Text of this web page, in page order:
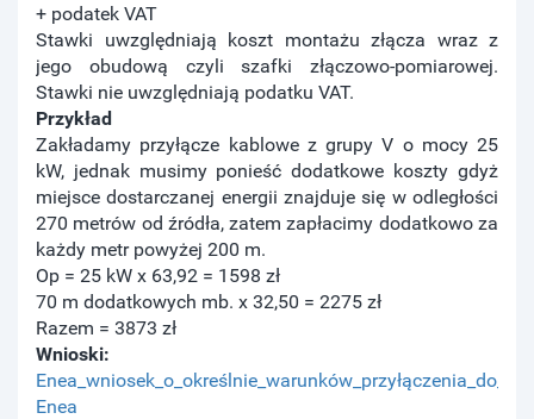
+ podatek VAT
Stawki uwzględniają koszt montażu złącza wraz z
jego obudową czyli szafki złączowo-pomiarowej.
Stawki nie uwzględniają podatku VAT.
Przykład
Zakładamy przyłącze kablowe z grupy V o mocy 25
kW, jednak musimy ponieść dodatkowe koszty gdyż
miejsce dostarczanej energii znajduje się w odległości
270 metrów od źródła, zatem zapłacimy dodatkowo za
każdy metr powyżej 200 m.
Op = 25 kW x 63,92 = 1598 zł
70 m dodatkowych mb. x 32,50 = 2275 zł
Razem = 3873 zł
Wnioski:
Enea